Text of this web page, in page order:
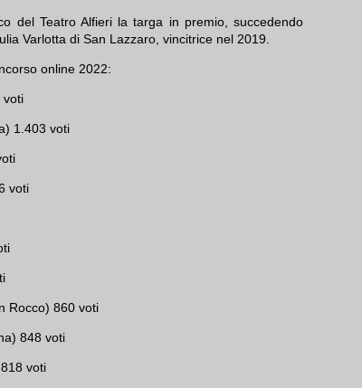
del Teatro Alfieri la targa in premio, succedendo
Varlotta di San Lazzaro, vincitrice nel 2019.
online 2022:
voti
1.403 voti
voti
Rocco) 860 voti
848 voti
voti